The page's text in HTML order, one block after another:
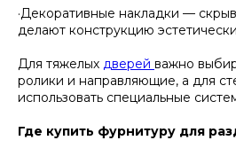
·Декоративные накладки —
делают конструкцию
Для тяжелых дверей важно
ролики и направляющие, а для
использовать специальные
Где купить фурнитуру для